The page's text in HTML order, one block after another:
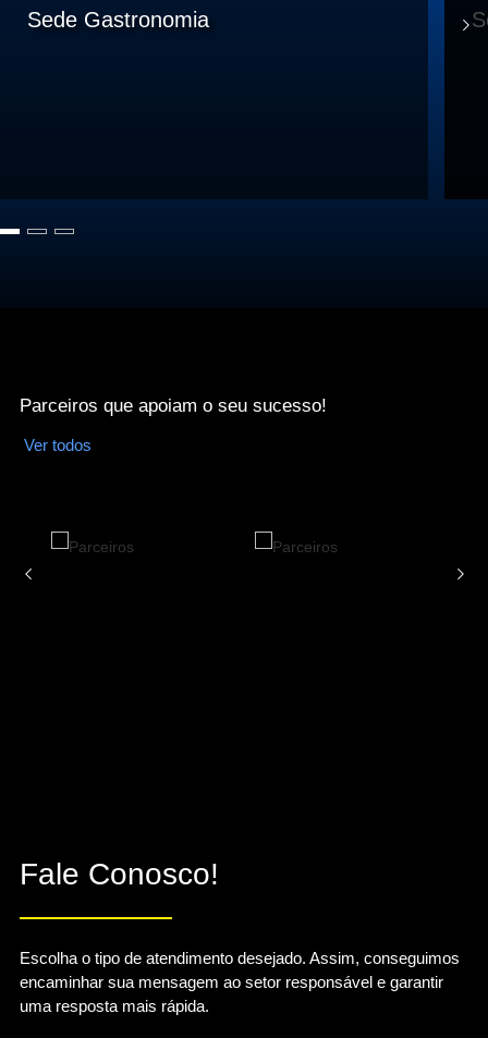
Sede Gastronomia
Parceiros que apoiam o seu sucesso!
Ver todos
Fale Conosco!
Escolha o tipo de atendimento desejado. Assim, conseguimos
encaminhar sua mensagem ao setor responsável e garantir
uma resposta mais rápida.